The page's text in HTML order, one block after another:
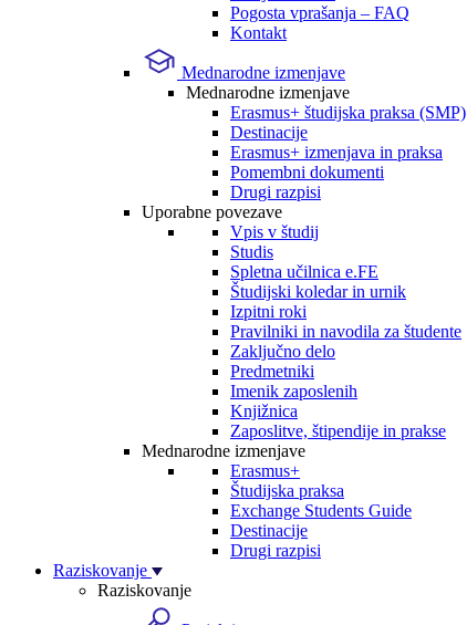
Pogosta vprašanja – FAQ
Kontakt
Mednarodne izmenjave
Mednarodne izmenjave
Erasmus+ študijska praksa (SMP)
Destinacije
Erasmus+ izmenjava in praksa
Pomembni dokumenti
Drugi razpisi
Uporabne povezave
Vpis v študij
Studis
Spletna učilnica e.FE
Študijski koledar in urnik
Izpitni roki
Pravilniki in navodila za študente
Zaključno delo
Predmetniki
Imenik zaposlenih
Knjižnica
Zaposlitve, štipendije in prakse
Mednarodne izmenjave
Erasmus+
Študijska praksa
Exchange Students Guide
Destinacije
Drugi razpisi
Raziskovanje
Raziskovanje